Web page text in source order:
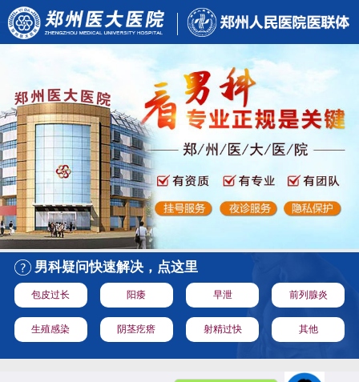
男科疑问快速解决，点这里
包皮过长 阳痿 早泄 前列腺炎
生殖感染 阴茎疙瘩 射精过快 其他